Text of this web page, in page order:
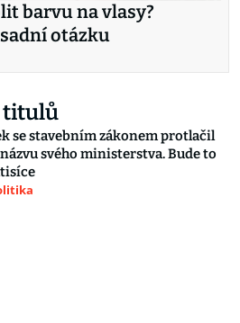
barvu na vlasy?
otázku
titulů
se stavebním zákonem protlačil
svého ministerstva. Bude to